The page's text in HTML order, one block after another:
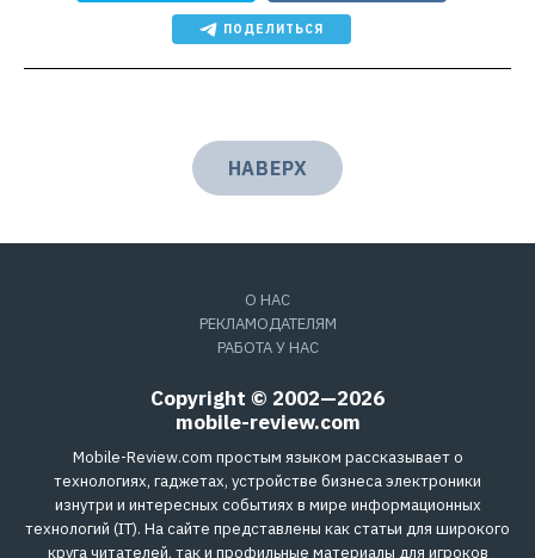
ПОДЕЛИТЬСЯ
НАВЕРХ
О НАС
РЕКЛАМОДАТЕЛЯМ
РАБОТА У НАС
Copyright © 2002—2026
mobile-review.com
Mobile-Review.com простым языком рассказывает о
технологиях, гаджетах, устройстве бизнеса электроники
изнутри и интересных событиях в мире информационных
технологий (IT). На сайте представлены как статьи для широкого
круга читателей, так и профильные материалы для игроков